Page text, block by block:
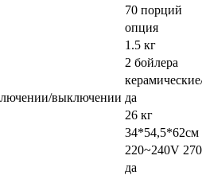
70 порций
опция
1.5 кг
2 бойлера
выключении да
26 кг
34*54,5*62см
220~240V
да